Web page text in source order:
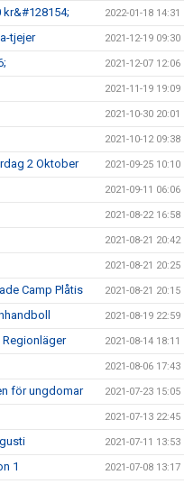
2022-01-18 14:31
tjejer 2021-12-19 09:30
2021-12-07 12:06
2021-11-19 19:09
2021-10-30 20:01
2021-10-12 09:38
2 Oktober 2021-09-25 10:10
2021-09-11 06:06
2021-08-22 16:58
2021-08-21 20:42
2021-08-21 20:25
Camp Plåtis 2021-08-21 20:15
2021-08-19 22:59
2021-08-14 18:11
2021-08-06 17:43
för ungdomar 2021-07-23 15:05
2021-07-13 22:45
2021-07-11 13:53
1 2021-07-08 13:17